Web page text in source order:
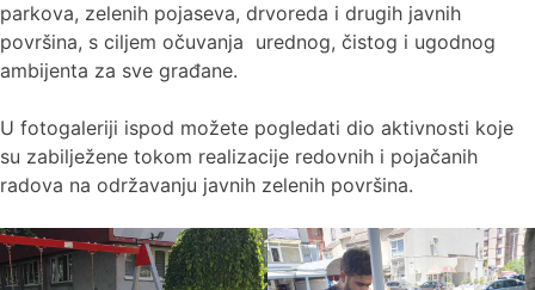
parkova, zelenih pojaseva, drvoreda i drugih javnih
površina, s ciljem očuvanja urednog, čistog i ugodnog
ambijenta za sve građane.
U fotogaleriji ispod možete pogledati dio aktivnosti koje
su zabilježene tokom realizacije redovnih i pojačanih
radova na održavanju javnih zelenih površina.